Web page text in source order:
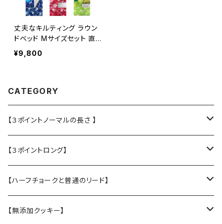
丈夫なキルティング ラウン
ドベッド Mサイズセット 直
径80ｃｍ
¥9,800
CATEGORY
【３ポイントノーマルの長さ 】
・L大型犬用★Police Lead
・M中型犬用 高さある子
【張替え】布部分を新品に交換
【３ポイントロング】
・L大型犬 走る・登る・アクティブ系
・M 中型犬用 コーギー・ボーダー・柴犬
【ハーフチョークと普通のリード】
・【L】レトリバーサイズ（横幅2.5cm）
【無添加クッキー】